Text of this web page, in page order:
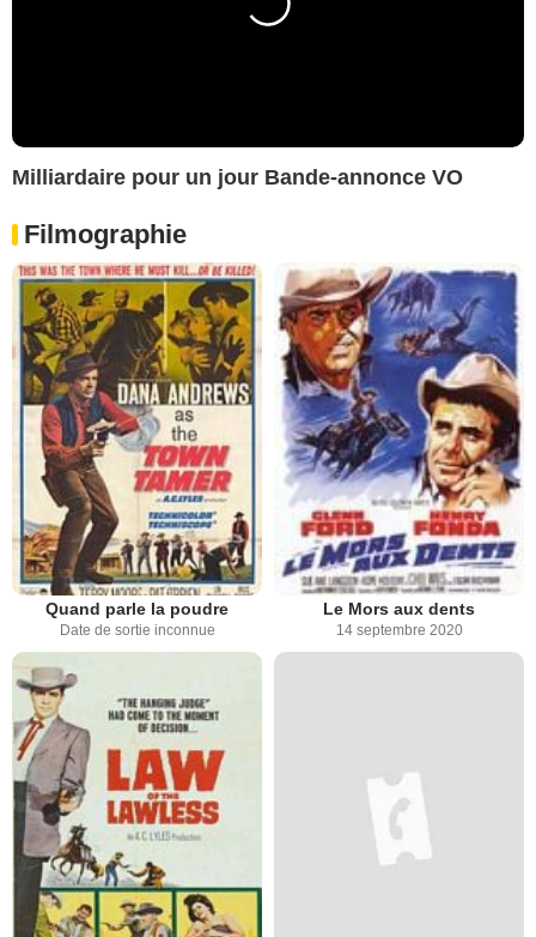
Milliardaire pour un jour Bande-annonce VO
Filmographie
Quand parle la poudre
Date de sortie inconnue
Le Mors aux dents
14 septembre 2020